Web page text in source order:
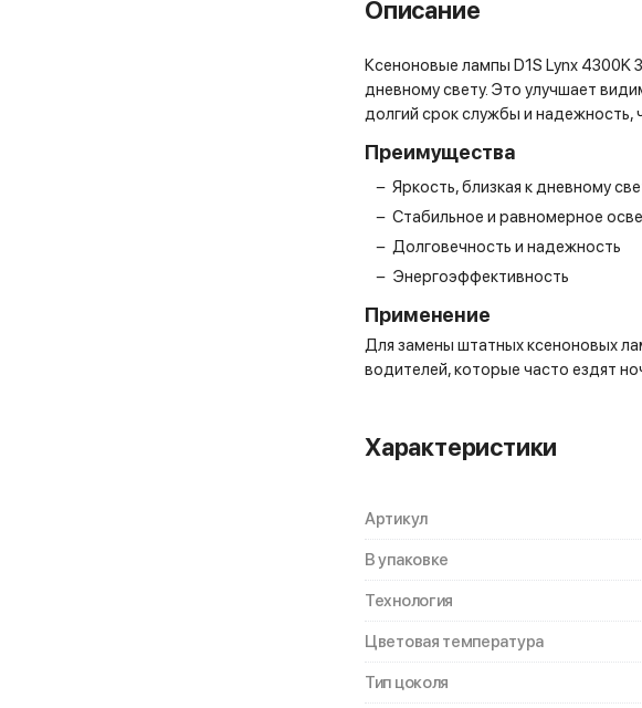
Описание
Ксеноновые лампы D1S Lynx 4300K
дневному свету. Это улучшает
долгий срок службы и
Преимущества
− Яркость, близкая к дневному
− Стабильное и равномерное
− Долговечность и надежность
− Энергоэффективность
Применение
Для замены штатных ксеноновых
водителей, которые часто ездят
Характеристики
Артикул
В упаковке
Технология
Цветовая температура
Тип цоколя